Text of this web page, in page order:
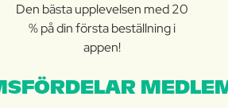
Den bästa upplevelsen med 20
% på din första beställning i
appen!